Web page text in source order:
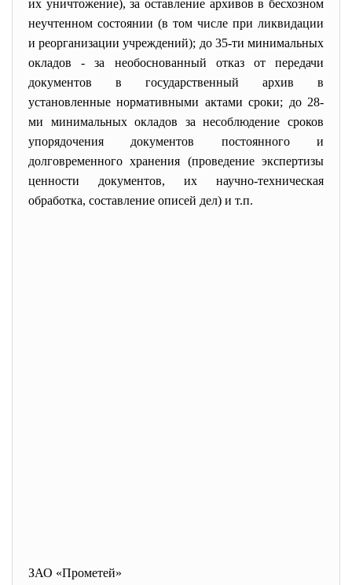
их уничтожение), за оставление архивов в бесхозном
неучтенном состоянии (в том числе при ликвидации
и реорганизации учреждений); до 35-ти минимальных
окладов - за необоснованный отказ от передачи
документов в государственный архив в
установленные нормативными актами сроки; до 28-
ми минимальных окладов за несоблюдение сроков
упорядочения документов постоянного и
долговременного хранения (проведение экспертизы
ценности документов, их научно-техническая
обработка, составление описей дел) и т.п.
ЗАО «Прометей»